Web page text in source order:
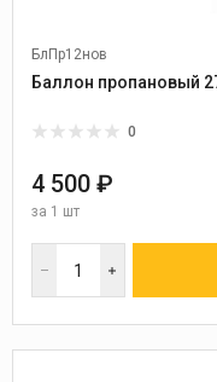
БлПр12нов
0
4 500 ₽
за 1 шт